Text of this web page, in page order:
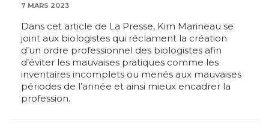
7 MARS 2023
Dans cet article de La Presse, Kim Marineau se
joint aux biologistes qui réclament la création
d’un ordre professionnel des biologistes afin
d’éviter les mauvaises pratiques comme les
inventaires incomplets ou menés aux mauvaises
périodes de l’année et ainsi mieux encadrer la
profession.